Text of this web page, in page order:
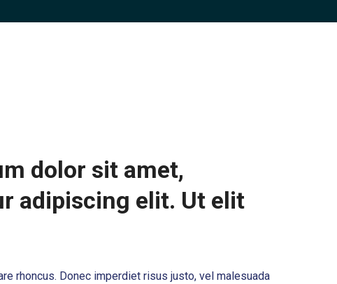
dolor sit amet,
adipiscing elit. Ut elit
rhoncus. Donec imperdiet risus justo, vel malesuada